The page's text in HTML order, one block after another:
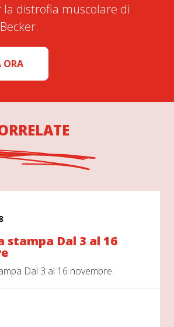
la distrofia muscolare di
ORA
stampa Dal 3 al 16
Dal 3 al 16 novembre